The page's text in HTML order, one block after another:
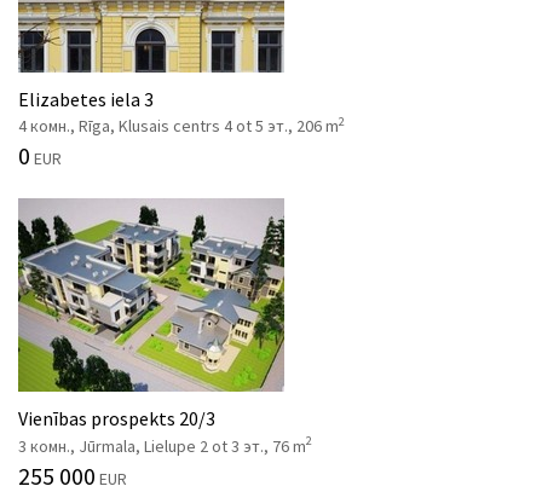
Elizabetes iela 3
4 комн., Rīga, Klusais centrs 4 ot 5 эт., 206 m2
0 EUR
Vienības prospekts 20/3
3 комн., Jūrmala, Lielupe 2 ot 3 эт., 76 m2
255 000 EUR